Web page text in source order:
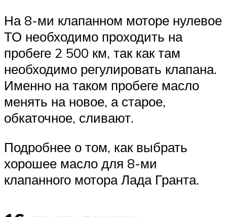
На 8-ми клапанном моторе нулевое
ТО необходимо проходить на
пробеге 2 500 км, так как там
необходимо регулировать клапана.
Именно на таком пробеге масло
менять на новое, а старое,
обкаточное, сливают.
Подробнее о том, как выбрать
хорошее масло для 8-ми
клапанного мотора Лада Гранта.